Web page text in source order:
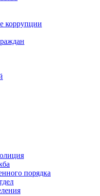
коррупции
порядка